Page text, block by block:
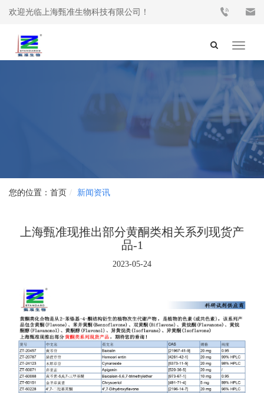
欢迎光临上海甄准生物科技有限公司！
Toggle
首页 新闻资讯
上海甄准现推出部分黄酮类相关系列现货产
品-1
2023-05-24